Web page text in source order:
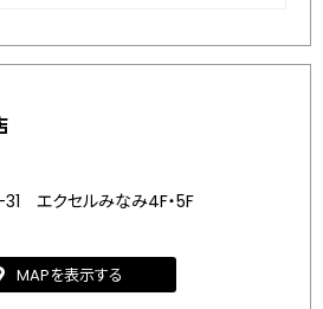
エクセルみなみ4F・5F
MAPを表示する